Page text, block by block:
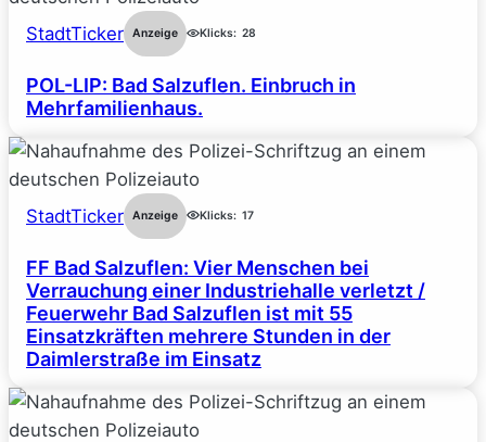
StadtTicker Anzeige Klicks: 28
POL-LIP: Bad Salzuflen. Einbruch in
Mehrfamilienhaus.
StadtTicker Anzeige Klicks: 17
FF Bad Salzuflen: Vier Menschen bei
Verrauchung einer Industriehalle verletzt /
Feuerwehr Bad Salzuflen ist mit 55
Einsatzkräften mehrere Stunden in der
Daimlerstraße im Einsatz